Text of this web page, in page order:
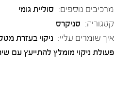
מרכיבים נוספים: סוליית גומי
קטגוריה: סניקרס
איך שומרים עליי: ניקוי בעזרת
פעולת ניקוי מומלץ להתייעץ עם